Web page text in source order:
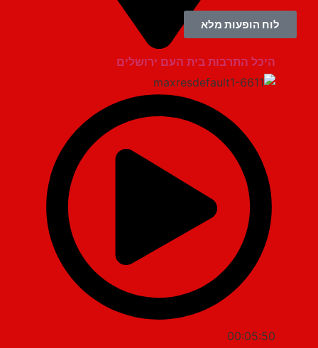
היכל התרבות בית העם ירושלים
לוח הופעות מלא
00:05:50